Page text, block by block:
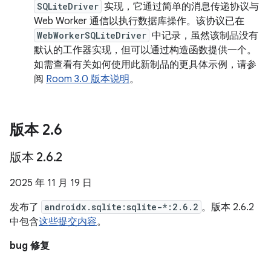
SQLiteDriver 实现，它通过简单的消息传递协议与
Web Worker 通信以执行数据库操作。该协议已在
WebWorkerSQLiteDriver 中记录，虽然该制品没有
默认的工作器实现，但可以通过构造函数提供一个。
如需查看有关如何使用此新制品的更具体示例，请参
阅 Room 3.0 版本说明。
版本 2.6
版本 2.6.2
2025 年 11 月 19 日
发布了
androidx.sqlite:sqlite-*:2.6.2 。版本 2.6.2
中包含这些提交内容。
bug 修复